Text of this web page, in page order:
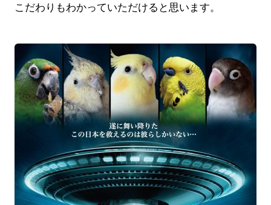
こだわりもわかっていただけると思います。